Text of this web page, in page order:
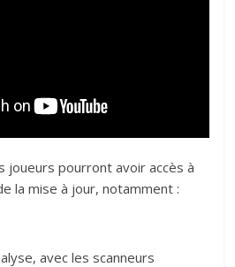
joueurs pourront avoir accès à
la mise à jour, notamment :
avec les scanneurs